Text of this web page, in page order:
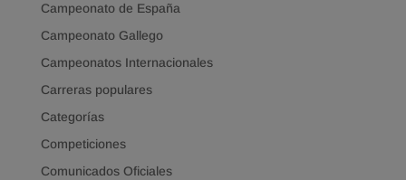
Campeonato de España
Campeonato Gallego
Campeonatos Internacionales
Carreras populares
Categorías
Competiciones
Comunicados Oficiales